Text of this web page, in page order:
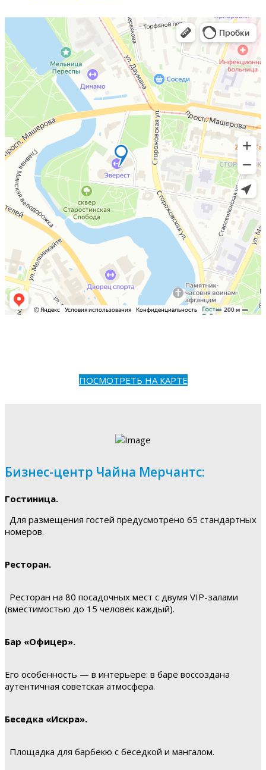
ПОСМОТРЕТЬ НА КАРТЕ
Бизнес-центр Чайна Мерчантс:
Гостиница.
Для размещения гостей предусмотрено 65 стандартных
номеров.
Ресторан.
Ресторан на 80 посадочных мест с двумя VIP-залами
(вместимостью до 15 человек каждый).
Бар «Офицер».
Его особенность — в интерьере: в баре воссоздана
аутентичная советская атмосфера.
Беседка «Искра».
Площадка для барбекю с беседкой и мангалом.